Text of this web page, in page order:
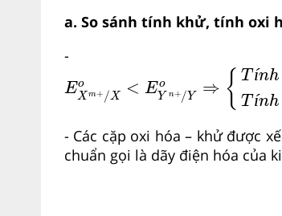
a. So sánh tính khử, tính oxi
-
Eo
X m+ /X < Eo
Y n+/Y ⇒ { T ính
T ính
E T ính o
- Các cặp oxi hóa – khử được
chuẩn gọi là dãy điện hóa của